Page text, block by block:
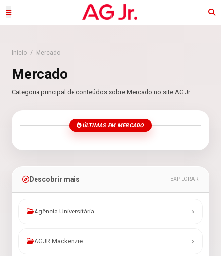
Início / Mercado
Mercado
Categoria principal de conteúdos sobre Mercado no site AG Jr.
ÚLTIMAS EM MERCADO
Descobrir mais EXPLORAR
Agência Universitária
AGJR Mackenzie